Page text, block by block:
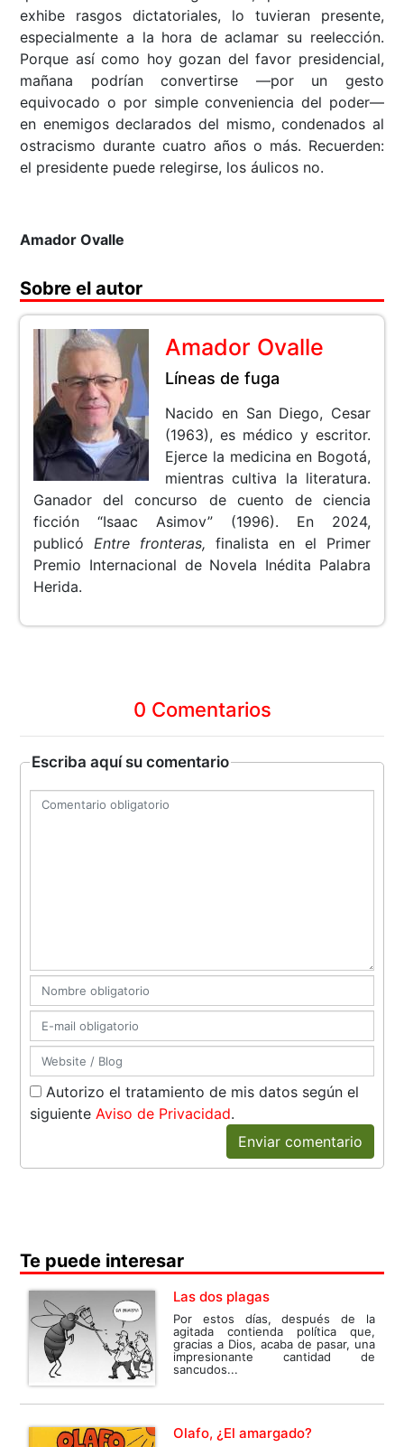
exhibe rasgos dictatoriales, lo tuvieran presente,
especialmente a la hora de aclamar su reelección.
Porque así como hoy gozan del favor presidencial,
mañana podrían convertirse —por un gesto
equivocado o por simple conveniencia del poder—
en enemigos declarados del mismo, condenados al
ostracismo durante cuatro años o más. Recuerden:
el presidente puede relegirse, los áulicos no.
Amador Ovalle
Sobre el autor
Amador Ovalle
Líneas de fuga
Nacido en San Diego, Cesar
(1963), es médico y escritor.
Ejerce la medicina en Bogotá,
mientras cultiva la literatura.
Ganador del concurso de cuento de ciencia
ficción “Isaac Asimov” (1996). En 2024,
publicóEntre fronteras,finalista en el Primer
Premio Internacional de Novela Inédita Palabra
Herida.
0 Comentarios
Escriba aquí su comentario
Autorizo el tratamiento de mis datos según el
siguienteAviso de Privacidad.
Enviar comentario
Te puede interesar
Las dos plagas
Por estos días, después de la
agitada contienda política que,
gracias a Dios, acaba de pasar, una
impresionante cantidad de
sancudos...
Olafo, ¿El amargado?